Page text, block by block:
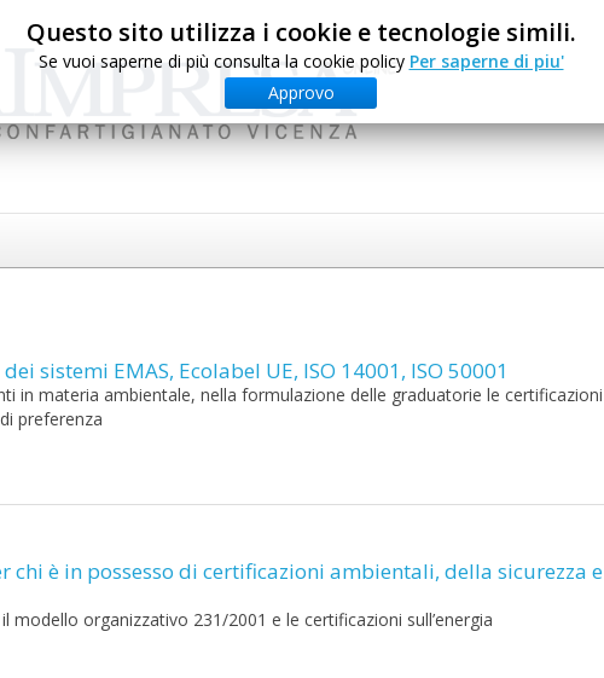
Questo sito utilizza i cookie e tecnologie simili.
Se vuoi saperne di più consulta la cookie policy Per saperne di piu'
Approvo
sistemi EMAS, Ecolabel UE, ISO 14001, ISO 50001
in materia ambientale, nella formulazione delle graduatorie le certificazioni
preferenza
è in possesso di certificazioni ambientali, della sicurezza e
organizzativo 231/2001 e le certificazioni sull’energia